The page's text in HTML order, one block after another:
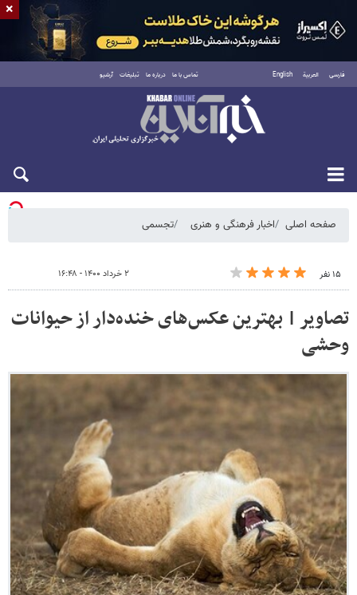
فارسی العربية English تماس با ما درباره ما تبلیغات آرشیو
یکشنبه ۱۸ مرداد ۱۴۰۵
صفحه اصلی اخبار فرهنگی و هنری تجسمی
۱۵ نفر ۲ خرداد ۱۴۰۰ - ۱۶:۴۸
تصاویر | بهترین عکس‌های خنده‌دار از حیوانات
وحشی
×